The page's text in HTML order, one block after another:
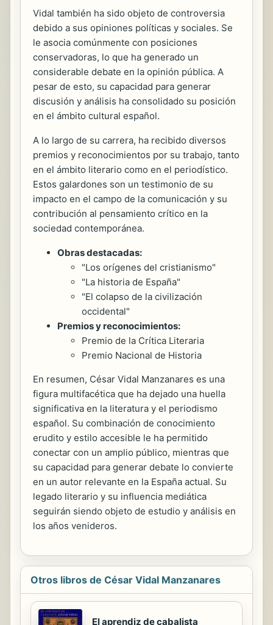
Vidal también ha sido objeto de controversia
debido a sus opiniones políticas y sociales. Se
le asocia comúnmente con posiciones
conservadoras, lo que ha generado un
considerable debate en la opinión pública. A
pesar de esto, su capacidad para generar
discusión y análisis ha consolidado su posición
en el ámbito cultural español.
A lo largo de su carrera, ha recibido diversos
premios y reconocimientos por su trabajo, tanto
en el ámbito literario como en el periodístico.
Estos galardones son un testimonio de su
impacto en el campo de la comunicación y su
contribución al pensamiento crítico en la
sociedad contemporánea.
Obras destacadas:
"Los orígenes del cristianismo"
"La historia de España"
"El colapso de la civilización
occidental"
Premios y reconocimientos:
Premio de la Crítica Literaria
Premio Nacional de Historia
En resumen, César Vidal Manzanares es una
figura multifacética que ha dejado una huella
significativa en la literatura y el periodismo
español. Su combinación de conocimiento
erudito y estilo accesible le ha permitido
conectar con un amplio público, mientras que
su capacidad para generar debate lo convierte
en un autor relevante en la España actual. Su
legado literario y su influencia mediática
seguirán siendo objeto de estudio y análisis en
los años venideros.
Otros libros de César Vidal Manzanares
El aprendiz de cabalista